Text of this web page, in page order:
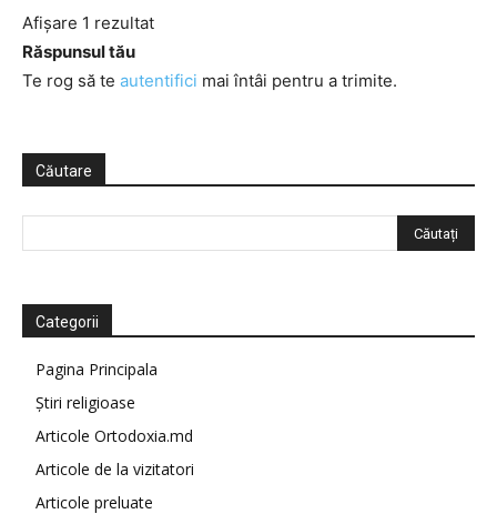
Afișare 1 rezultat
Răspunsul tău
Te rog să te autentifici mai întâi pentru a trimite.
Căutare
Categorii
Pagina Principala
Știri religioase
Articole Ortodoxia.md
Articole de la vizitatori
Articole preluate